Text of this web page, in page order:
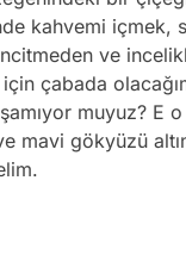
kahvemi içmek,
ve
çabada
muyuz? E
mavi gökyüzü